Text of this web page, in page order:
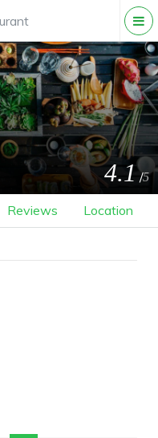
4.1 /5
Reviews Location